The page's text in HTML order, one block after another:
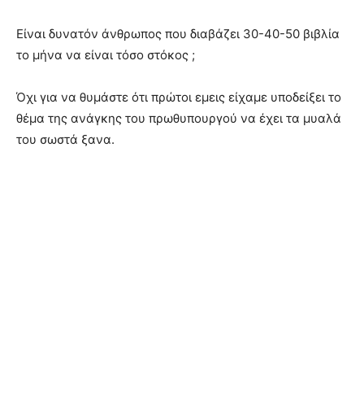
Είναι δυνατόν άνθρωπος που διαβάζει 30-40-50 βιβλία
το μήνα να είναι τόσο στόκος ;
Όχι για να θυμάστε ότι πρώτοι εμεις είχαμε υποδείξει το
θέμα της ανάγκης του πρωθυπουργού να έχει τα μυαλά
του σωστά ξανα.